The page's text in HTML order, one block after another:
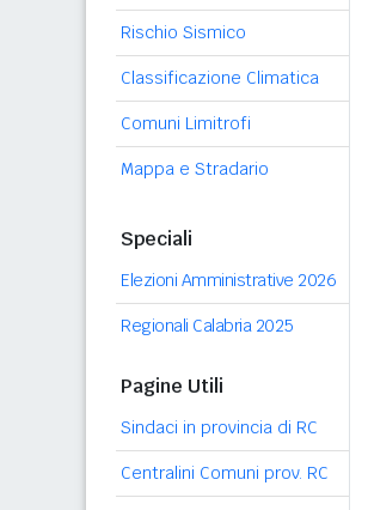
Rischio Sismico
Classificazione Climatica
Comuni Limitrofi
Mappa e Stradario
Speciali
Elezioni Amministrative 2026
Regionali Calabria 2025
Pagine Utili
Sindaci in provincia di RC
Centralini Comuni prov. RC